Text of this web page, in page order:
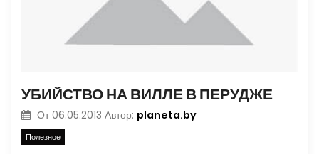
УБИЙСТВО НА ВИЛЛЕ В ПЕРУДЖЕ
От 06.05.2013 Автор: planeta.by
Полезное